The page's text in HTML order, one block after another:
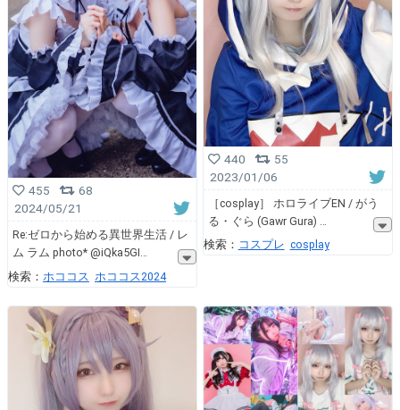
455
68
2024/05/21
Re:ゼロから始める異世界生活 / レ
ム ラム photo* @iQka5GI
検索： ホココス ホココス2024
440
55
2023/01/06
［cosplay］ ホロライブEN / がう
る・ぐら (Gawr Gura)
検索： コスプレ cosplay